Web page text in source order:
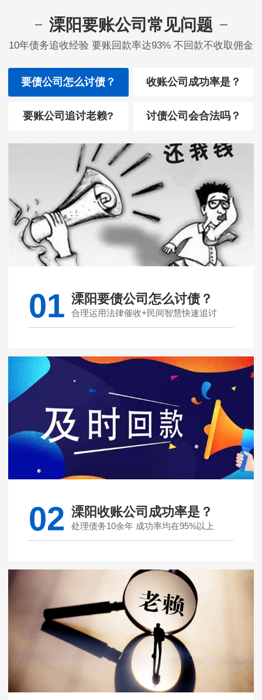
溧阳要账公司常见问题
10年债务追收经验 要账回款率达93% 不回款不收取佣金
要债公司怎么讨债？ 收账公司成功率是？
要账公司追讨老赖? 讨债公司会合法吗？
01 溧阳要债公司怎么讨债？
合理运用法律催收+民间智慧快速追讨
02 溧阳收账公司成功率是？
处理债务10余年 成功率均在95%以上